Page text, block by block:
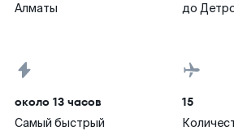
Алматы
до
около 13 часов
Самый быстрый
15